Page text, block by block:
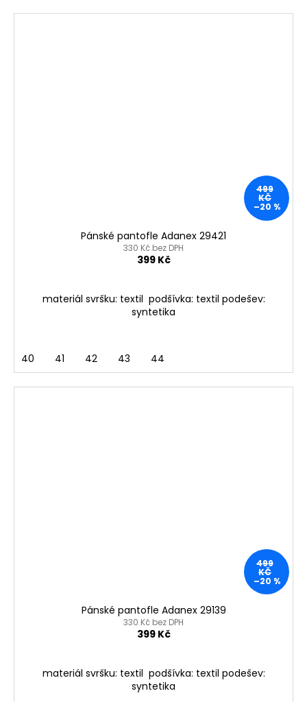
499
KČ
–20 %
Pánské pantofle Adanex 29421
330 Kč bez DPH
399 Kč
materiál svršku: textil podšívka: textil podešev:
syntetika
40 41 42 43 44
499
KČ
–20 %
Pánské pantofle Adanex 29139
330 Kč bez DPH
399 Kč
materiál svršku: textil podšívka: textil podešev:
syntetika